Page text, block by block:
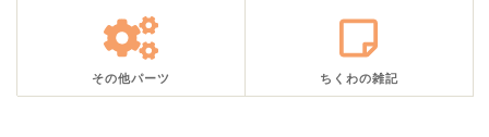
その他パーツ ちくわの雑記